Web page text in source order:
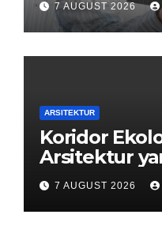
7 AUGUST 2026
ARSITEKTUR
Koridor
Arsitektur
dengan
7 AUGUST 2026